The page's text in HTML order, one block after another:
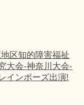
区知的障害福祉
大会-神奈川大会-
インボーズ出演!